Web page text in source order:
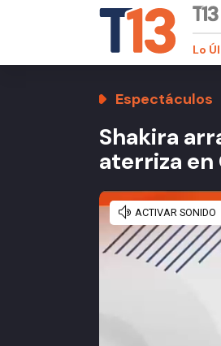
Lo
Espectáculos
Shakira
aterriza en